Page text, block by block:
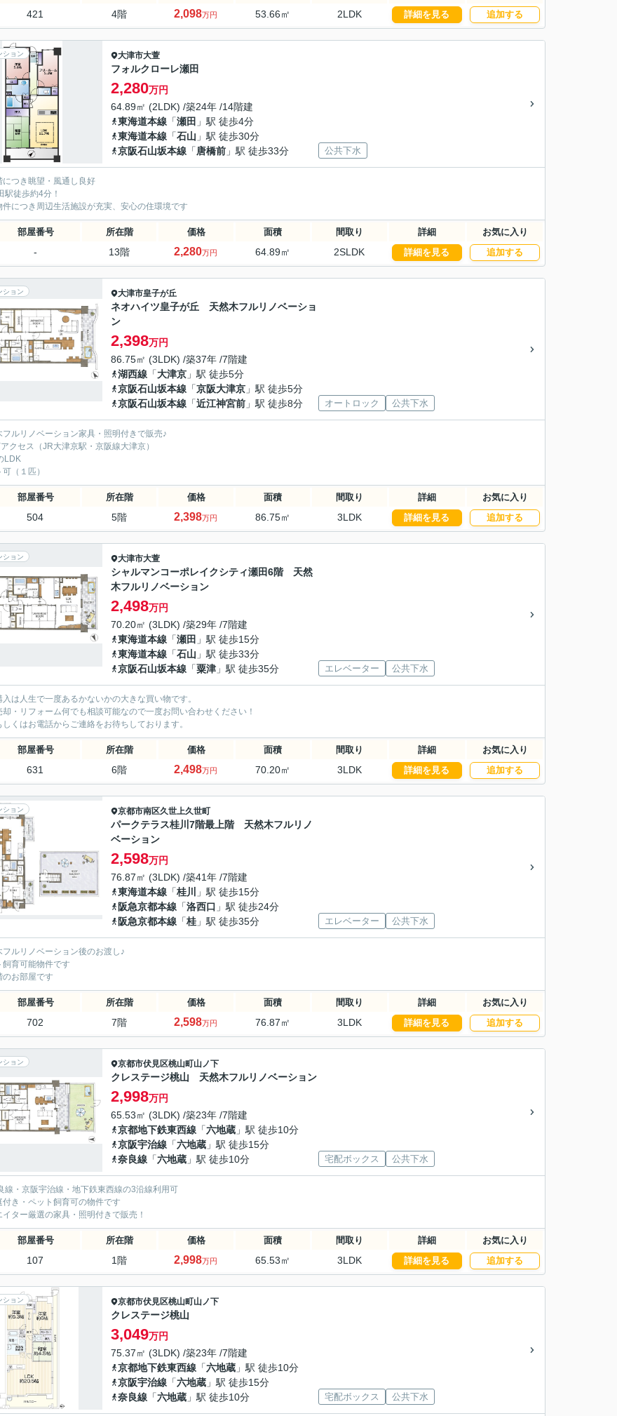
421 4階 2,098万円 53.66㎡ 2LDK 詳細を見る 追加する
ション 大津市大萱
フォルクローレ瀬田
2,280万円
64.89㎡ (2LDK) /築24年 /14階建
東海道本線 「瀬田 」駅 徒歩4分
東海道本線 「石山 」駅 徒歩30分
京阪石山坂本線 「唐橋前 」駅 徒歩33分 公共下水
つき眺望・風通し良好
徒歩約4分！
につき周辺生活施設が充実、安心の住環境です
部屋番号 所在階 価格 面積 間取り 詳細 お気に入り
- 13階 2,280万円 64.89㎡ 2SLDK 詳細を見る 追加する
ション 大津市皇子が丘
ネオハイツ皇子が丘 天然木フルリノベーショ
ン
2,398万円
86.75㎡ (3LDK) /築37年 /7階建
湖西線 「大津京 」駅 徒歩5分
京阪石山坂本線 「京阪大津京 」駅 徒歩5分
京阪石山坂本線 「近江神宮前 」駅 徒歩8分 オートロック 公共下水
ルリノベーション家具・照明付きで販売♪
クセス（JR大津京駅・京阪線大津京）
LDK
（１匹）
部屋番号 所在階 価格 面積 間取り 詳細 お気に入り
504 5階 2,398万円 86.75㎡ 3LDK 詳細を見る 追加する
ション 大津市大萱
シャルマンコーポレイクシティ瀬田6階 天然
木フルリノベーション
2,498万円
70.20㎡ (3LDK) /築29年 /7階建
東海道本線 「瀬田 」駅 徒歩15分
東海道本線 「石山 」駅 徒歩33分
京阪石山坂本線 「粟津 」駅 徒歩35分 エレベーター 公共下水
は人生で一度あるかないかの大きな買い物です。
却・リフォーム何でも相談可能なので一度お問い合わせください！
しくはお電話からご連絡をお待ちしております。
部屋番号 所在階 価格 面積 間取り 詳細 お気に入り
631 6階 2,498万円 70.20㎡ 3LDK 詳細を見る 追加する
ション 京都市南区久世上久世町
パークテラス桂川7階最上階 天然木フルリノ
ベーション
2,598万円
76.87㎡ (3LDK) /築41年 /7階建
東海道本線 「桂川
」駅 徒歩15分
阪急京都本線 「洛西口 」駅 徒歩24分
阪急京都本線 「桂 」駅 徒歩35分 エレベーター 公共下水
ルリノベーション後のお渡し♪
育可能物件です
お部屋です
部屋番号 所在階 価格 面積 間取り 詳細 お気に入り
702 7階 2,598万円 76.87㎡ 3LDK 詳細を見る 追加する
ション 京都市伏見区桃山町山ノ下
クレステージ桃山 天然木フルリノベーション
2,998万円
65.53㎡ (3LDK) /築23年 /7階建
京都地下鉄東西線 「六地蔵 」駅 徒歩10分
京阪宇治線 「六地蔵 」駅 徒歩15分
奈良線 「六地蔵 」駅 徒歩10分 宅配ボックス 公共下水
線・京阪宇治線・地下鉄東西線の3沿線利用可
き・ペット飼育可の物件です
ター厳選の家具・照明付きで販売！
部屋番号 所在階 価格 面積 間取り 詳細 お気に入り
107 1階 2,998万円 65.53㎡ 3LDK 詳細を見る 追加する
ション 京都市伏見区桃山町山ノ下
クレステージ桃山
3,049万円
75.37㎡ (3LDK) /築23年 /7階建
京都地下鉄東西線 「六地蔵 」駅 徒歩10分
京阪宇治線 「六地蔵 」駅 徒歩15分
奈良線 「六地蔵 」駅 徒歩10分 宅配ボックス 公共下水